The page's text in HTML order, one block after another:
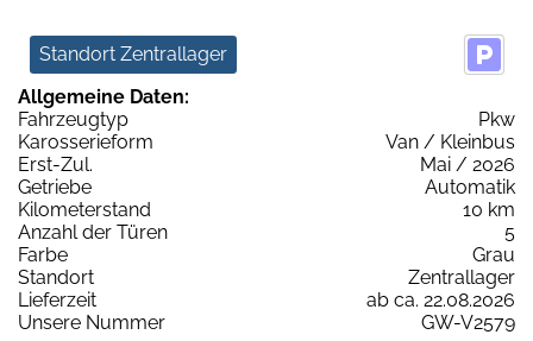
Standort Zentrallager
Allgemeine Daten:
Fahrzeugtyp
Pkw
Karosserieform
Van / Kleinbus
Erst-Zul.
Mai / 2026
Getriebe
Automatik
Kilometerstand
10 km
Anzahl der Türen
5
Farbe
Grau
Standort
Zentrallager
Lieferzeit
ab ca. 22.08.2026
Unsere Nummer
GW-V2579